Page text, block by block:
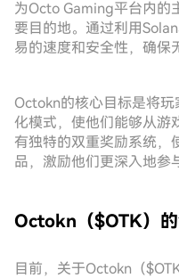
为Octo Gaming平台内的
要目的地。通过利用
易的速度和安全性，确保
Octokn的核心目标是将
化模式，使他们能够从游
有独特的双重奖励系统，
品，激励他们更深入地参
Octokn（$OTK）的
目前，关于Octokn（